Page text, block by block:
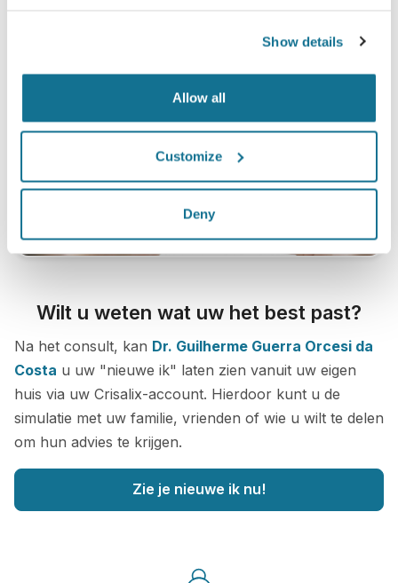
Show details
Allow all
Customize
Deny
Wilt u weten wat uw het best past?
Na het consult, kan Dr. Guilherme Guerra Orcesi da
Costa u uw "nieuwe ik" laten zien vanuit uw eigen
huis via uw Crisalix-account. Hierdoor kunt u de
simulatie met uw familie, vrienden of wie u wilt te delen
om hun advies te krijgen.
Zie je nieuwe ik nu!